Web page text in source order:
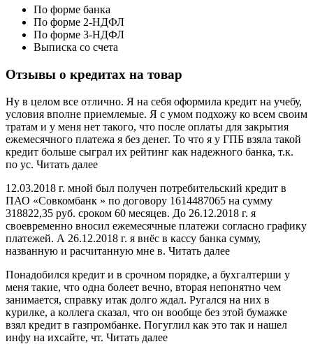
По форме банка
По форме 2-НДФЛ
По форме 3-НДФЛ
Выписка со счета
Отзывы о кредитах на товар
Ну в целом все отлично. Я на себя оформила кредит на учебу,
условия вполне приемлемые. Я с умом подхожу ко всем своим
тратам и у меня нет такого, что после оплаты для закрытия
ежемесячного платежа я без денег. То что я у ГПБ взяла такой
кредит больше сыграл их рейтинг как надежного банка, т.к.
по ус. Читать далее
12.03.2018 г. мной был получен потребительский кредит в
ПАО «Совкомбанк » по договору 1614487065 на сумму
318822,35 руб. сроком 60 месяцев. До 26.12.2018 г. я
своевременно вносил ежемесячные платежи согласно графику
платежей. А 26.12.2018 г. я внёс в кассу банка сумму,
названную и расчитанную мне в. Читать далее
Понадобился кредит и в срочном порядке, а бухгалтерши у
меня такие, что одна болеет вечно, вторая непонятно чем
занимается, справку итак долго ждал. Ругался на них в
курилке, а коллега сказал, что он вообще без этой бумажке
взял кредит в газпромбанке. Погуглил как это так и нашел
инфу на ихсайте, чт. Читать далее